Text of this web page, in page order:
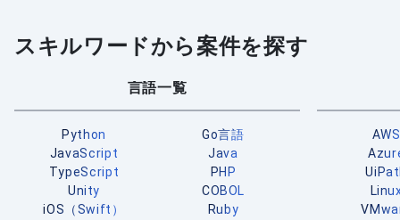
スキルワードから案件を探す
言語一覧
Python
Go言語
JavaScript
Java
TypeScript
PHP
Unity
COBOL
iOS（Swift）
Ruby
AWS